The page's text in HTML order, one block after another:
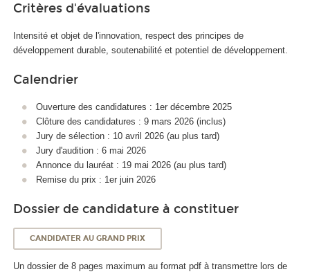
Critères d'évaluations
Intensité et objet de l'innovation, respect des principes de
développement durable, soutenabilité et potentiel de développement.
Calendrier
Ouverture des candidatures : 1er décembre 2025
Clôture des candidatures : 9 mars 2026 (inclus)
Jury de sélection : 10 avril 2026 (au plus tard)
Jury d'audition : 6 mai 2026
Annonce du lauréat : 19 mai 2026 (au plus tard)
Remise du prix : 1er juin 2026
Dossier de candidature à constituer
CANDIDATER AU GRAND PRIX
Un dossier de 8 pages maximum au format pdf à transmettre lors de